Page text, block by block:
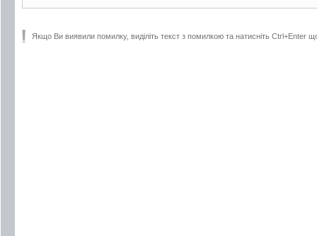
Якщо Ви виявили помилку, виділіть текст з помилкою та натисніть Ctrl+Enter